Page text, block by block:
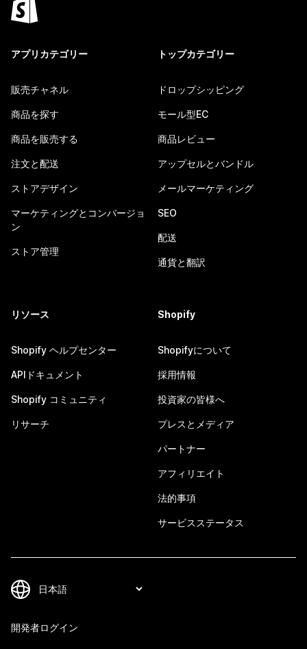
アプリカテゴリー
販売チャネル
商品を探す
商品を販売する
注文と配送
ストアデザイン
マーケティングとコンバージョ
ン
ストア管理
トップカテゴリー
ドロップシッピング
モール型EC
商品レビュー
アップセルとバンドル
メールマーケティング
SEO
配送
通貨と翻訳
リソース
Shopify ヘルプセンター
APIドキュメント
Shopify コミュニティ
リサーチ
Shopify
Shopifyについて
採用情報
投資家の皆様へ
プレスとメディア
パートナー
アフィリエイト
法的事項
サービスステータス
開発者ログイン